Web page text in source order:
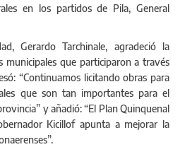
en los partidos de Pila, General
Gerardo Tarchinale, agradeció la
municipales que participaron a través
“Continuamos licitando obras para
que son tan importantes para el
y añadió: “El Plan Quinquenal
Kicillof apunta a mejorar la